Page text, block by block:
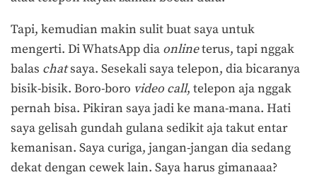
Tapi, kemudian makin sulit buat saya untuk
mengerti. Di WhatsApp dia onlineterus, tapi nggak
balas chatsaya. Sesekali saya telepon, dia bicaranya
bisik-bisik. Boro-boro video call, telepon aja nggak
pernah bisa. Pikiran saya jadi ke mana-mana. Hati
saya gelisah gundah gulana sedikit aja takut entar
kemanisan. Saya curiga, jangan-jangan dia sedang
dekat dengan cewek lain. Saya harus gimanaaa?